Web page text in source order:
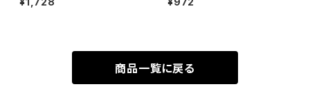
商品一覧に戻る